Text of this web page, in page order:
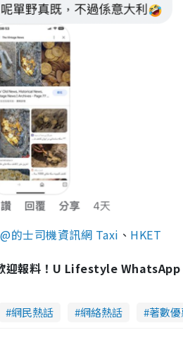
的士司機資訊網 Taxi 、 HKET
迎報料！U Lifestyle WhatsApp
網民熱話 網絡熱話 著數優